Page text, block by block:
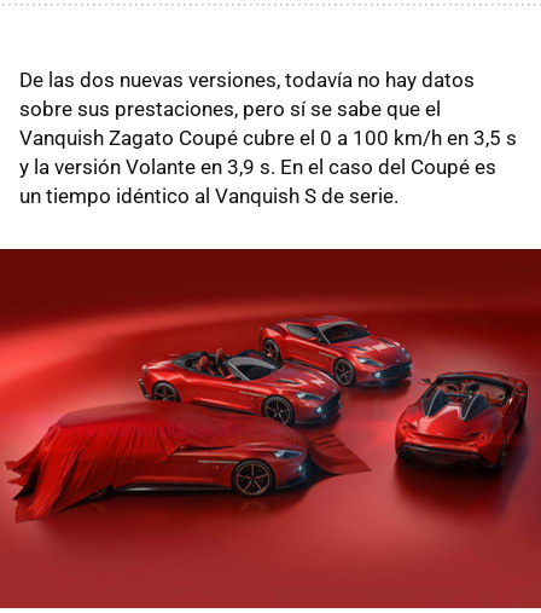
De las dos nuevas versiones, todavía no hay datos
sobre sus prestaciones, pero sí se sabe que el
Vanquish Zagato Coupé cubre el 0 a 100 km/h en 3,5 s
y la versión Volante en 3,9 s. En el caso del Coupé es
un tiempo idéntico al Vanquish S de serie.